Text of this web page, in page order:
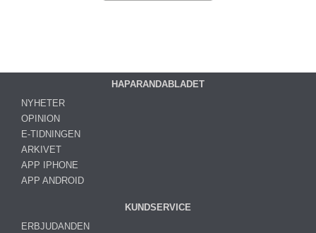
HAPARANDABLADET
NYHETER
OPINION
E-TIDNINGEN
ARKIVET
APP IPHONE
APP ANDROID
KUNDSERVICE
ERBJUDANDEN